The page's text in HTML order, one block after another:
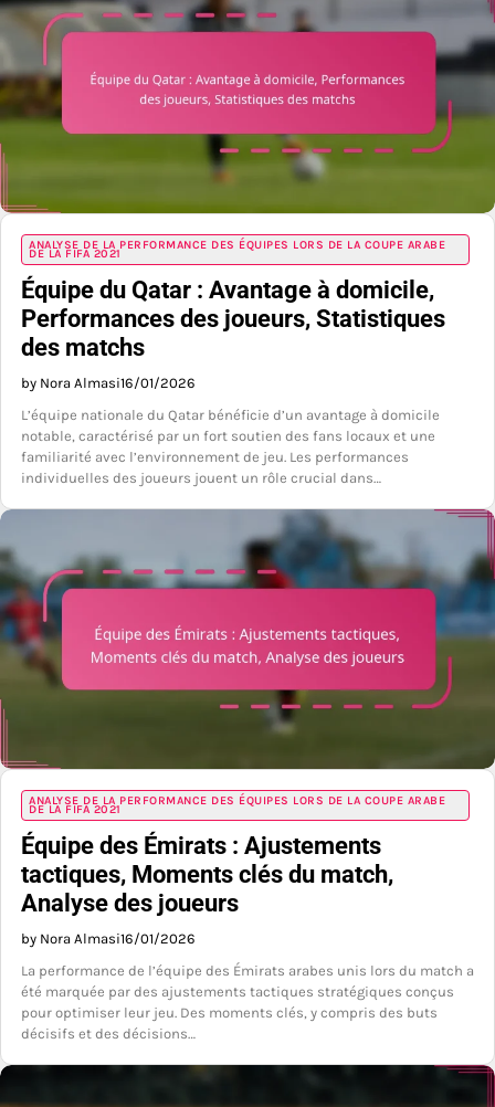
ANALYSE DE LA PERFORMANCE DES ÉQUIPES LORS DE LA COUPE ARABE
DE LA FIFA 2021
Équipe du Qatar : Avantage à domicile,
Performances des joueurs, Statistiques
des matchs
by Nora Almasi16/01/2026
L’équipe nationale du Qatar bénéficie d’un avantage à domicile
notable, caractérisé par un fort soutien des fans locaux et une
familiarité avec l’environnement de jeu. Les performances
individuelles des joueurs jouent un rôle crucial dans…
ANALYSE DE LA PERFORMANCE DES ÉQUIPES LORS DE LA COUPE ARABE
DE LA FIFA 2021
Équipe des Émirats : Ajustements
tactiques, Moments clés du match,
Analyse des joueurs
by Nora Almasi16/01/2026
La performance de l’équipe des Émirats arabes unis lors du match a
été marquée par des ajustements tactiques stratégiques conçus
pour optimiser leur jeu. Des moments clés, y compris des buts
décisifs et des décisions…